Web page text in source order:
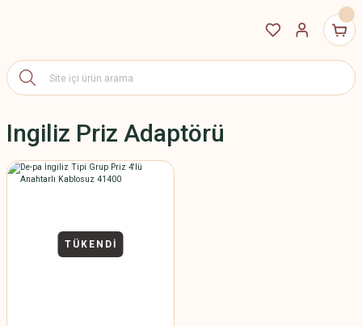
Ingiliz Priz Adaptörü
TÜKENDİ